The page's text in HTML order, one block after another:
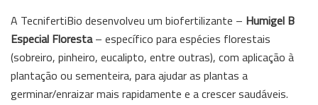
A TecnifertiBio desenvolveu um biofertilizante – Humigel B
Especial Floresta– específico para espécies florestais
(sobreiro, pinheiro, eucalipto, entre outras), com aplicação à
plantação ou sementeira, para ajudar as plantas a
germinar/enraizar mais rapidamente e a crescer saudáveis.